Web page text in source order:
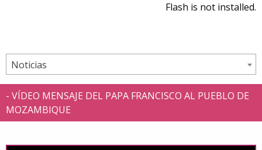
Flash is not installed.
Noticias
- VÍDEO MENSAJE DEL PAPA FRANCISCO AL PUEBLO DE
MOZAMBIQUE